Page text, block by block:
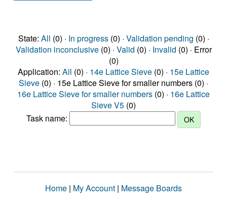
State: All (0) · In progress(0) · Validation pending (0) ·
Validation inconclusive(0) · Valid (0) · Invalid (0) · Error
(0)
Application: All (0) · 14e Lattice Sieve (0) · 15e Lattice
Sieve (0) · 15e Lattice Sieve for smaller numbers (0) ·
16e Lattice Sieve for smaller numbers (0) · 16e Lattice
Sieve V5 (0)
Task name:
Home | My Account | Message Boards